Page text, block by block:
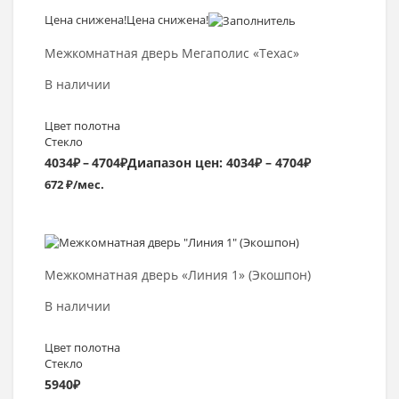
Цена снижена!Цена снижена!
Межкомнатная дверь Мегаполис «Техас»
В наличии
Цвет полотна
Стекло
4034₽–4704₽Диапазон цен: 4034₽ – 4704₽
672 ₽/мес.
Выбрать >
Межкомнатная дверь «Линия 1» (Экошпон)
В наличии
Цвет полотна
Стекло
5940₽
Выбрать >